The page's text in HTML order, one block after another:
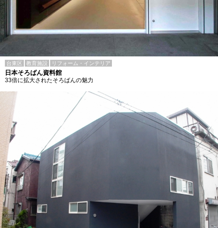
台東区 教育施設 リフォーム・インテリア
日本そろばん資料館
33倍に拡大されたそろばんの魅力